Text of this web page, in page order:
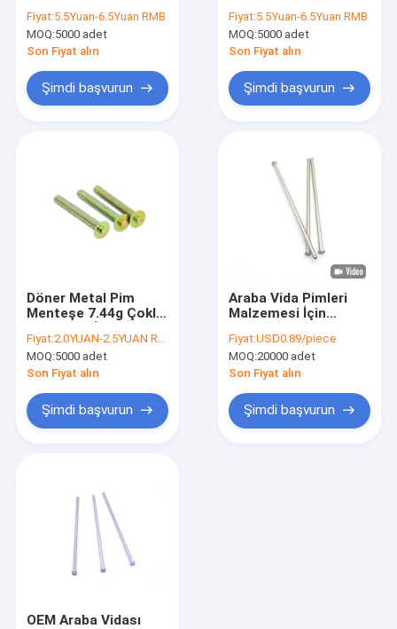
Hakkımızda
Bize Ulaşın
Haberler
Durumlar
Paslanmaz Çelik Güvenlik Vidaları
Paslanmaz Çelik Kendinden Vuran Vidalar
sürtünmesi
Fiyat:5.5Yuan-6.5Yuan RMB
MOQ:5000 adet
Son Fiyat alın
Şimdi başvurun
teknolojik
Fiyat:5.5Yuan-6.5Yuan RMB
MOQ:5000 adet
Son Fiyat alın
Şimdi başvurun
Döner Metal Pim
Menteşe 7.44g Çoklu
Ağırlık
Fiyat:2.0YUAN-2.5YUAN RMB
MOQ:5000 adet
Son Fiyat alın
Şimdi başvurun
Araba Vida Pimleri
Malzemesi İçin
Paslanmaz Çelik
Clevis Pimleri
Fiyat:USD0.89/piece
MOQ:20000 adet
Son Fiyat alın
Şimdi başvurun
OEM Araba Vidası